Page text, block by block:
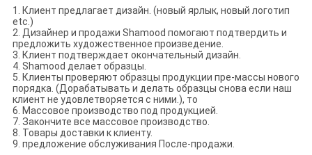
1. Клиент предлагает дизайн. (новый ярлык, новый логотип
etc.)
2. Дизайнер и продажи Shamood помогают подтвердить и
предложить художественное произведение.
3. Клиент подтверждает окончательный дизайн.
4. Shamood делает образцы.
5. Клиенты проверяют образцы продукции пре-массы нового
порядка. (Дорабатывать и делать образцы снова если наш
клиент не удовлетворяется с ними.), то
6. Массовое производство под продукцией.
7. Закончите все массовое производство.
8. Товары доставки к клиенту.
9. предложение обслуживания После-продажи.